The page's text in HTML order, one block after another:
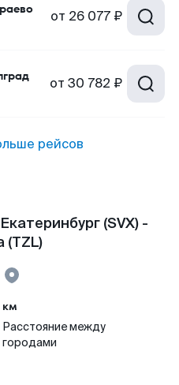
от 26 077 ₽
от 30 782 ₽
рейсов
(SVX) -
(TZL)
км
Расстояние между
городами